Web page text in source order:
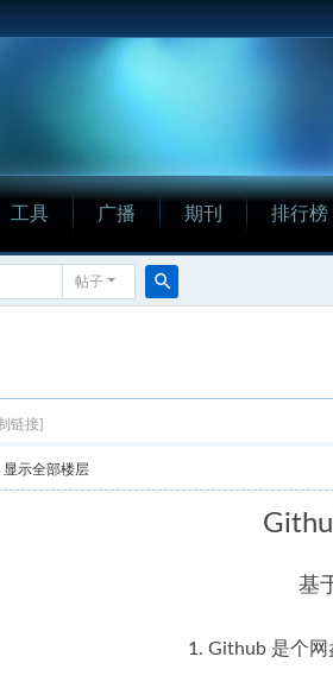
工具 广播 期刊 排行榜
帖子
链接]
显示全部楼层
基
1. Github 是个